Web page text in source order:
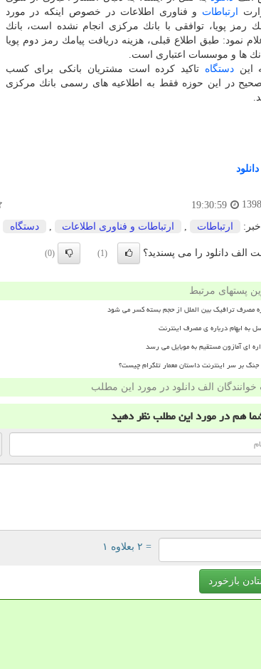
ارتباطات و فناوری اطلاعات در خصوص اینكه در مورد
رمز پویا، توافقی با بانك مركزی انجام نشده است، بانك
نمود: طبق اطلاع قبلی، هزینه دریافت پیامك رمز دوم پویا
ها و موسسات اعتباری است.
ایندستگاه تاكید كرده است مشتریان بانكی برای كسب
صحیح در این حوزه فقط به اطلاعیه های رسمی بانك مركزی
19:30:59
ارتباطات ارتباطات و فناوری اطلاعات دستگاه
الف دانلود را می پسندید؟ (1)
(0)
پستهای مرتبط
مصرف ترافیک بین الملل از حجم بسته کسر می شود
به ابهام درباره ی مصرف اینترنت
ای آمازون مستقیم به موبایل می رسد
بر سر اینترنت داستان معمار تلگرام چیست؟
الف دانلود در مورد این مطلب
همدر مورد این مطلبنظر دهید
= ۲ بعلاوه ۱
بازخورد